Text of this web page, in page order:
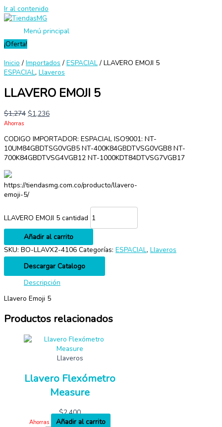
Ir al contenido
Menú principal
¡Oferta!
Inicio / Importados / ESPACIAL / LLAVERO EMOJI 5
ESPACIAL, Llaveros
LLAVERO EMOJI 5
$1,274 $1,236
Ahorras
CODIGO IMPORTADOR: ESPACIAL ISO9001: NT-
10UM84GBDTSG0VGB5 NT-400K84GBDTVSG0VGB8 NT-
700K84GBDTVSG4VGB12 NT-1000KDT84DTVSG7VGB17
https://tiendasmg.com.co/producto/llavero-
emoji-5/
LLAVERO EMOJI 5 cantidad
Añadir al carrito
SKU: BO-LLAVX2-4106 Categorías: ESPACIAL, Llaveros
Descargar Catalogo
Descripción
Llavero Emoji 5
Productos relacionados
Llaveros
Llavero Flexómetro
Measure
$2,400
Ahorras
Añadir al carrito